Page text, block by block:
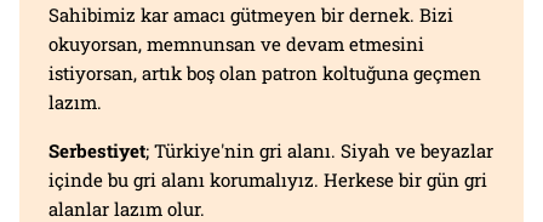
Sahibimiz kar amacı gütmeyen bir dernek. Bizi
okuyorsan, memnunsan ve devam etmesini
istiyorsan, artık boş olan patron koltuğuna geçmen
lazım.
Serbestiyet; Türkiye'nin gri alanı. Siyah ve beyazlar
içinde bu gri alanı korumalıyız. Herkese bir gün gri
alanlar lazım olur.